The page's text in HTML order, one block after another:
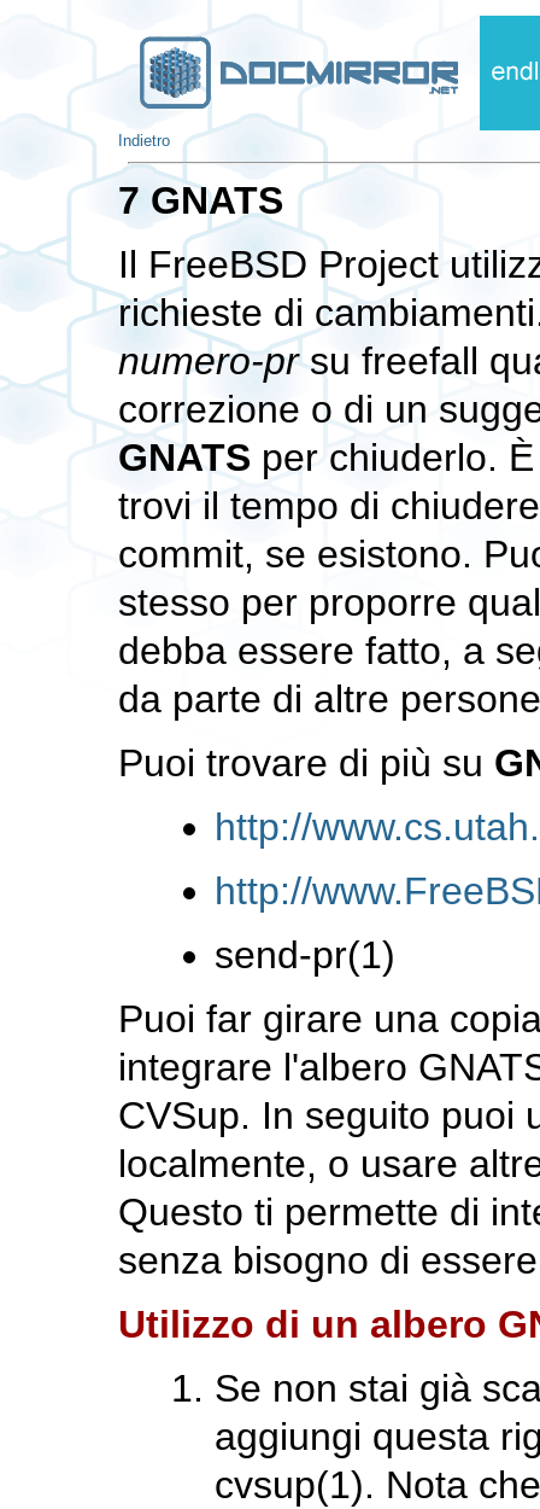
Indietro
7 GNATS
Il FreeBSD Project
richieste di
numero-prsu freefall
correzione o di un
GNATS per chiuderlo.
trovi il tempo di
commit, se esistono.
stesso per proporre
debba essere fatto, a
da parte di altre
Puoi trovare di più su
http://
http://
send-pr(1)
Puoi far girare una
integrare l'albero
CVSup. In seguito puoi
localmente, o usare
Questo ti permette di
senza bisogno di
Utilizzo di un albero
Se non stai già
aggiungi questa
cvsup(1). Nota